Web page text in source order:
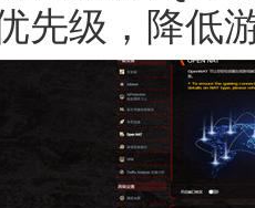
先级，降低